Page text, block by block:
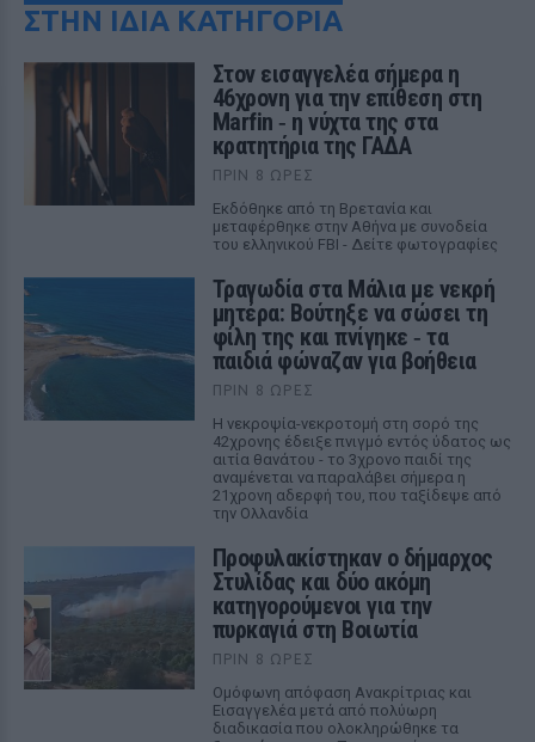
ΣΤΗΝ ΙΔΙΑ ΚΑΤΗΓΟΡΙΑ
Στον εισαγγελέα σήμερα η
46χρονη για την επίθεση στη
Marfin ‑ η νύχτα της στα
κρατητήρια της ΓΑΔΑ
ΠΡΙΝ 8 ΏΡΕΣ
Εκδόθηκε από τη Βρετανία και
μεταφέρθηκε στην Αθήνα με συνοδεία
του ελληνικού FBI - Δείτε φωτογραφίες
Τραγωδία στα Μάλια με νεκρή
μητέρα: Βούτηξε να σώσει τη
φίλη της και πνίγηκε ‑ τα
παιδιά φώναζαν για βοήθεια
ΠΡΙΝ 8 ΏΡΕΣ
Η νεκροψία-νεκροτομή στη σορό της
42χρονης έδειξε πνιγμό εντός ύδατος ως
αιτία θανάτου - το 3χρονο παιδί της
αναμένεται να παραλάβει σήμερα η
21χρονη αδερφή του, που ταξίδεψε από
την Ολλανδία
Προφυλακίστηκαν ο δήμαρχος
Στυλίδας και δύο ακόμη
κατηγορούμενοι για την
πυρκαγιά στη Βοιωτία
ΠΡΙΝ 8 ΏΡΕΣ
Ομόφωνη απόφαση Ανακρίτριας και
Εισαγγελέα μετά από πολύωρη
διαδικασία που ολοκληρώθηκε τα